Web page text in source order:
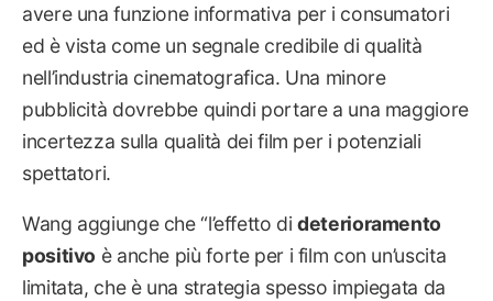
avere una funzione informativa per i consumatori
ed è vista come un segnale credibile di qualità
nell’industria cinematografica. Una minore
pubblicità dovrebbe quindi portare a una maggiore
incertezza sulla qualità dei film per i potenziali
spettatori.
Wang aggiunge che “l’effetto dideterioramento
positivo è anche più forte per i film con un’uscita
limitata, che è una strategia spesso impiegata da